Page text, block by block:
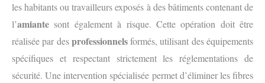
les habitants ou travailleurs exposés à des bâtiments contenant de
l’amiante sont également à risque. Cette opération doit être
réalisée par desprofessionnelsformés, utilisant des équipements
spécifiques et respectant strictement les réglementations de
sécurité. Une intervention spécialisée permet d’éliminer les fibres